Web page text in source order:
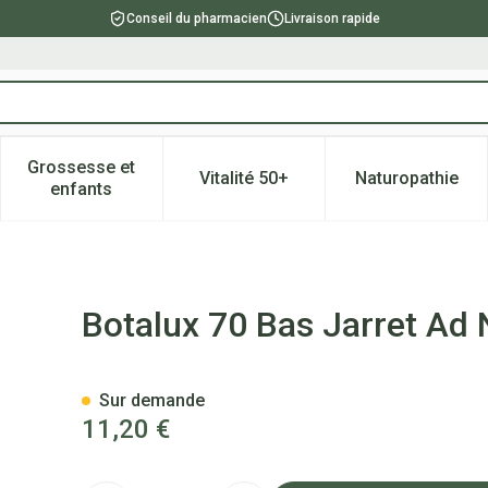
Conseil du pharmacien Livraison rapide
Beauté, soins et hygiène
menu pour la catégorie Régime, alimentation &
Grossesse et
enfantsAfficher le sous-menu pour la catégorie
Vitalité 50+Afficher le sous-menu pour la
Naturopathie
Afficher
Botalux 70 Bas Jarret Ad
11,20 €
Sur demande